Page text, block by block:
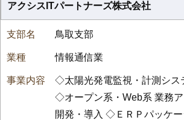
アクシスITパートナーズ株式会社
鳥取支部
情報通信業
◇太陽光発電監視・計測シス
◇オープン系・Web系 業務
開発・導入 ◇ＥＲＰパッケ